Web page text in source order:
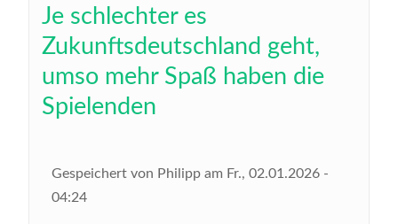
Je schlechter es
Zukunftsdeutschland geht,
umso mehr Spaß haben die
Spielenden
Gespeichert von Philipp am Fr., 02.01.2026 -
04:24